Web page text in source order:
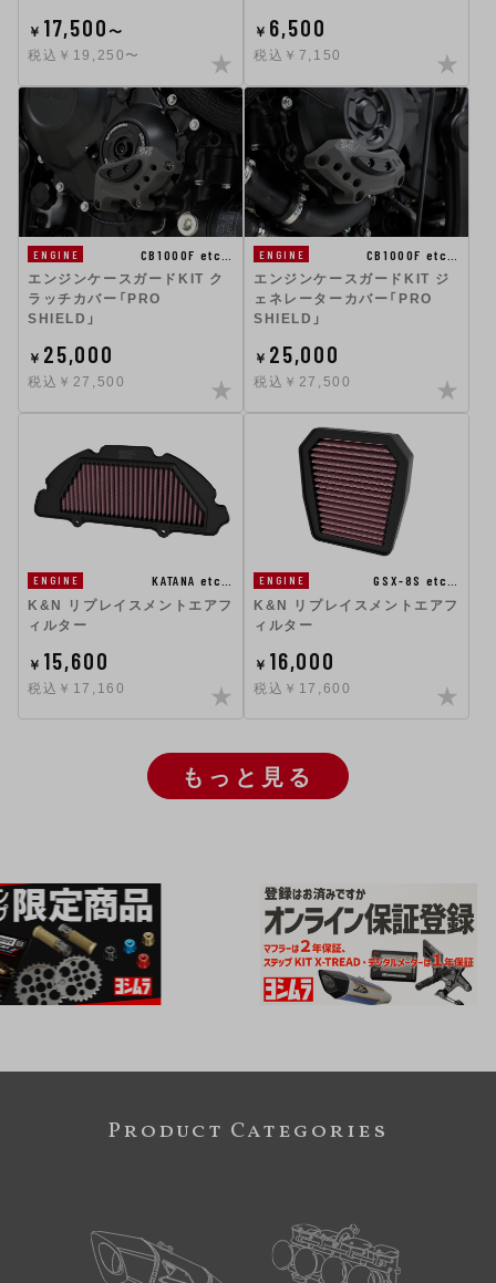
￥ 17,500〜
税込￥19,250〜
￥ 6,500
税込￥7,150
ENGINE
CB1000F etc…
エンジンケースガードKIT ク
ラッチカバー「PRO
SHIELD」
￥ 25,000
税込￥27,500
ENGINE
CB1000F etc…
エンジンケースガードKIT ジ
ェネレーターカバー「PRO
SHIELD」
￥ 25,000
税込￥27,500
ENGINE
KATANA etc…
K&N リプレイスメントエアフ
ィルター
￥ 15,600
税込￥17,160
ENGINE
GSX-8S etc…
K&N リプレイスメントエアフ
ィルター
￥ 16,000
税込￥17,600
もっと見る
Product Categories